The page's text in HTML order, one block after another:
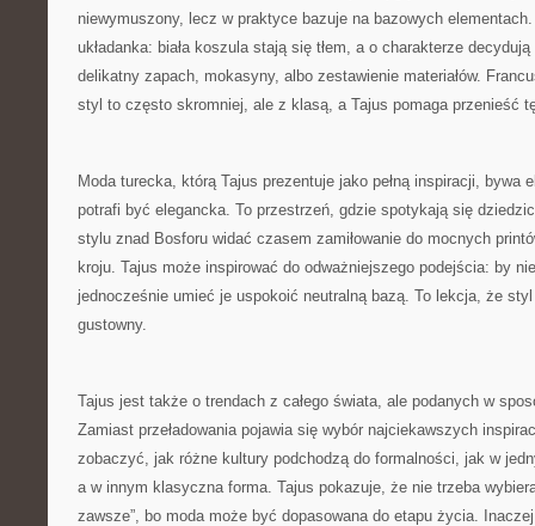
niewymuszony, lecz w praktyce bazuje na bazowych
układanka: biała koszula stają się tłem, a o charakterze
delikatny zapach, mokasyny, albo zestawienie materiałów.
styl to często skromniej, ale z klasą, a Tajus pomaga przenieść
Moda turecka, którą Tajus prezentuje jako pełną inspiracji, bywa
potrafi być elegancka. To przestrzeń, gdzie spotykają się
stylu znad Bosforu widać czasem zamiłowanie do mocnych
kroju. Tajus może inspirować do odważniejszego podejścia: by
jednocześnie umieć je uspokoić neutralną bazą. To lekcja, że
gustowny.
Tajus jest także o trendach z całego świata, ale podanych w
Zamiast przeładowania pojawia się wybór najciekawszych
zobaczyć, jak różne kultury podchodzą do formalności, jak w
a w innym klasyczna forma. Tajus pokazuje, że nie trzeba
zawsze”, bo moda może być dopasowana do etapu życia.